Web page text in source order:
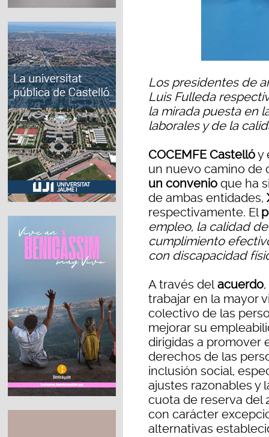
Los presidentes de
Luis Fulleda
la mirada puesta en
laborales y de la
COCEMFE Castellóy
un nuevo camino de
un convenio que ha
de ambas entidades,
respectivamente. El
empleo, la calidad
cumplimiento
con discapacidad
A través delacuerdo
trabajar en la mayor
colectivo de las
mejorar su
dirigidas a promover
derechos de las
inclusión social,
ajustes razonables y
cuota de reserva del
con carácter
alternativas